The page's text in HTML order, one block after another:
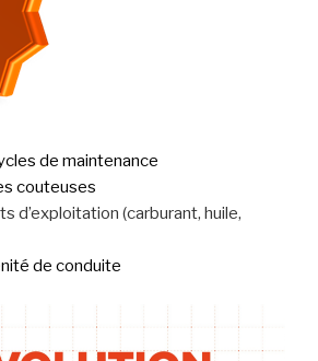
de maintenance
couteuses
d’exploitation (carburant, huile,
de conduite